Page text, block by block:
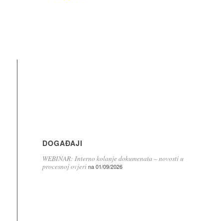
DOGAĐAJI
WEBINAR: Interno kolanje dokumenata – novosti u
procesnoj ovjerina 01/09/2026